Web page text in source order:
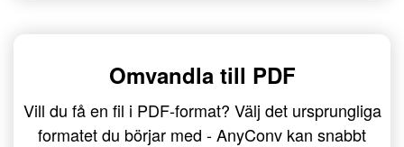
Omvandla till PDF
Vill du få en fil i PDF-format? Välj det ursprungliga
formatet du börjar med - AnyConv kan snabbt